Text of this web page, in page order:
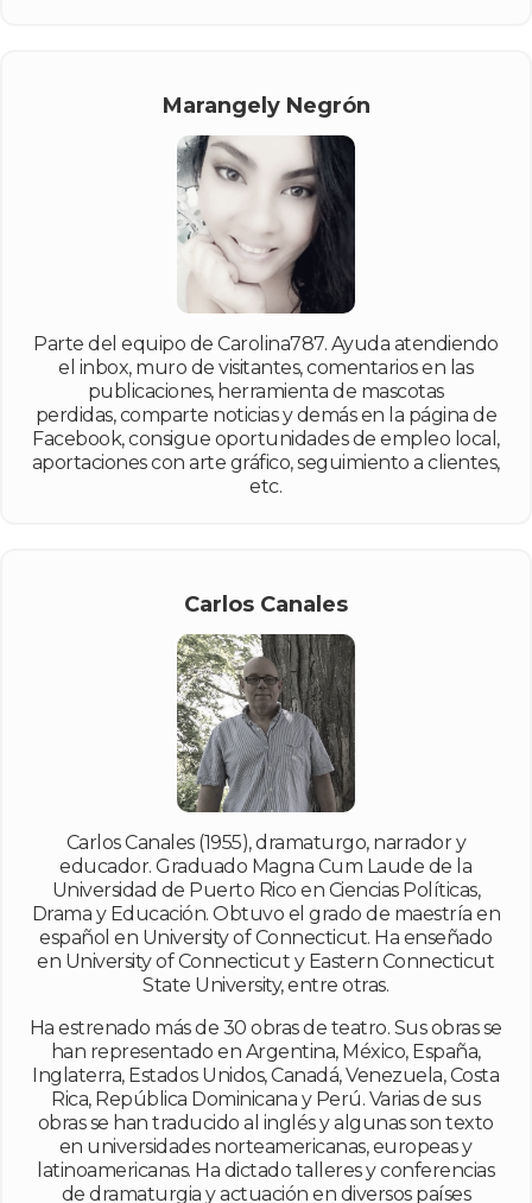
Marangely Negrón
Parte del equipo de Carolina787. Ayuda atendiendo
el inbox, muro de visitantes, comentarios en las
publicaciones, herramienta de mascotas
perdidas, comparte noticias y demás en la página de
Facebook, consigue oportunidades de empleo local,
aportaciones con arte gráfico, seguimiento a clientes,
etc.
Carlos Canales
Carlos Canales (1955), dramaturgo, narrador y
educador. Graduado Magna Cum Laude de la
Universidad de Puerto Rico en Ciencias Políticas,
Drama y Educación. Obtuvo el grado de maestría en
español en University of Connecticut. Ha enseñado
en University of Connecticut y Eastern Connecticut
State University, entre otras.
Ha estrenado más de 30 obras de teatro. Sus obras se
han representado en Argentina, México, España,
Inglaterra, Estados Unidos, Canadá, Venezuela, Costa
Rica, República Dominicana y Perú. Varias de sus
obras se han traducido al inglés y algunas son texto
en universidades norteamericanas, europeas y
latinoamericanas. Ha dictado talleres y conferencias
de dramaturgia y actuación en diversos países